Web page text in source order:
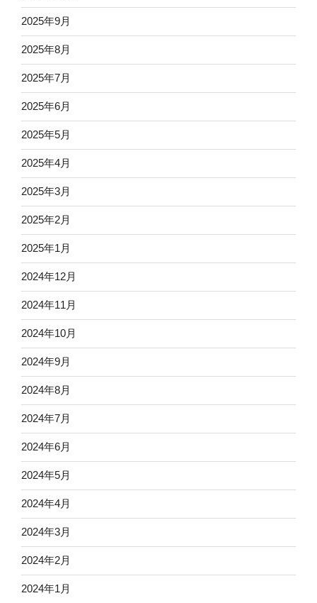
2025年9月
2025年8月
2025年7月
2025年6月
2025年5月
2025年4月
2025年3月
2025年2月
2025年1月
2024年12月
2024年11月
2024年10月
2024年9月
2024年8月
2024年7月
2024年6月
2024年5月
2024年4月
2024年3月
2024年2月
2024年1月